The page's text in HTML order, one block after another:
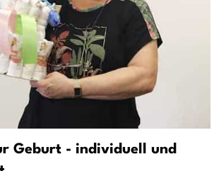
Geburt - individuell und